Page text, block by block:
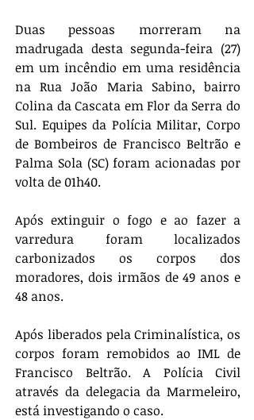
Duas pessoas morreram na
madrugada desta segunda-feira (27)
em um incêndio em uma residência
na Rua João Maria Sabino, bairro
Colina da Cascata em Flor da Serra do
Sul. Equipes da Polícia Militar, Corpo
de Bombeiros de Francisco Beltrão e
Palma Sola (SC) foram acionadas por
volta de 01h40.
Após extinguir o fogo e ao fazer a
varredura foram localizados
carbonizados os corpos dos
moradores, dois irmãos de 49 anos e
48 anos.
Após liberados pela Criminalística, os
corpos foram remobidos ao IML de
Francisco Beltrão. A Polícia Civil
através da delegacia da Marmeleiro,
está investigando o caso.